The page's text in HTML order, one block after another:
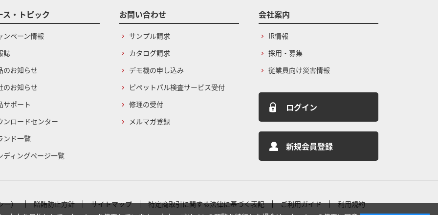
ス・トピック
ンペーン情報
誌
のお知らせ
のお知らせ
サポート
ンロードセンター
ンド一覧
ディングページ一覧
お問い合わせ
サンプル請求
カタログ請求
デモ機の申し込み
ピペットパル検査サービス受付
修理の受付
メルマガ登録
会社案内
IR情報
採用・募集
従業員向け災害情報
ログイン
新規会員登録
ー） 贈賄防止方針 サイトマップ 特定商取引に関する法律に基づく表記 ご利用ガイド 利用規約